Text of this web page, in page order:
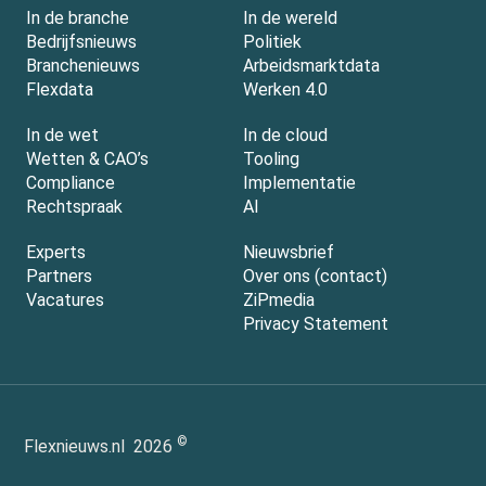
In de branche
Bedrijfsnieuws
Branchenieuws
Flexdata
In de wereld
Politiek
Arbeidsmarktdata
Werken 4.0
In de wet
Wetten & CAO’s
Compliance
Rechtspraak
In de cloud
Tooling
Implementatie
AI
Experts
Partners
Vacatures
Nieuwsbrief
Over ons (contact)
ZiPmedia
Privacy Statement
Flexnieuws.nl 2026 ©